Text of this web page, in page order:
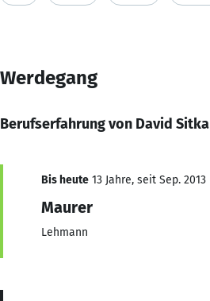
Werdegang
Berufserfahrung von David Sitka
Bis heute 13 Jahre, seit Sep. 2013
Maurer
Lehmann